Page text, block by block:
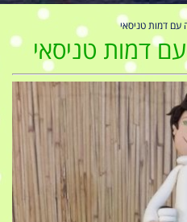
עם דמות טניסאי
דמות טניסאי